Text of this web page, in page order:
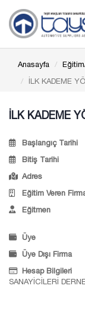
Anasayfa
İLK KADEME
İLK KADEME
Başlangıç Tarihi
Bitiş Tarihi
Adres
Eğitim Veren
Eğitmen
Üye
Üye Dışı Firma
Hesap Bilgileri
SANAYİCİLERİ